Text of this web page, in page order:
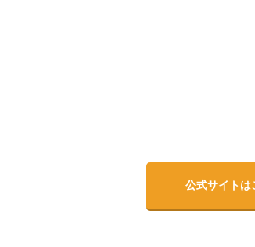
公式サイトは